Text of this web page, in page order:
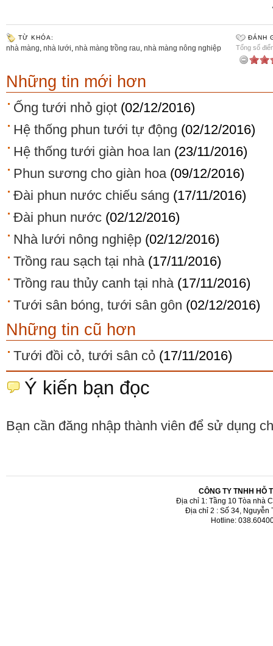
TỪ KHÓA:
nhà màng, nhà lưới, nhà màng trồng rau, nhà màng nông nghiệp
ĐÁNH
Tổng số
Những tin mới hơn
Ống tưới nhỏ giọt (02/12/2016)
Hệ thống phun tưới tự động (02/12/2016)
Hệ thống tưới giàn hoa lan (23/11/2016)
Phun sương cho giàn hoa (09/12/2016)
Đài phun nước chiếu sáng (17/11/2016)
Đài phun nước (02/12/2016)
Nhà lưới nông nghiệp (02/12/2016)
Trồng rau sạch tại nhà (17/11/2016)
Trồng rau thủy canh tại nhà (17/11/2016)
Tưới sân bóng, tưới sân gôn (02/12/2016)
Những tin cũ hơn
Tưới đồi cỏ, tưới sân cỏ (17/11/2016)
Ý kiến bạn đọc
Bạn cần đăng nhập thành viên để sử dụng
CÔNG TY TNHH HỖ
Địa chỉ 1: Tầng 10 Tòa nhà
Địa chỉ 2 : Số 34, Nguyễn
Hotline: